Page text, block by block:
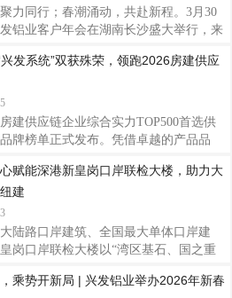
企业四十余年发展历程、技术创新、全
海内外产能布局，直观感受公司行业领
战略、债券融资安排等议题进行深入交
层逐一进行解答与回应，现场氛
力同行；春潮涌动，共赴新程。3月30
发铝业客户年会在湖南长沙盛大举行，来
荣”为主题，回望携手奋斗的征程，共话
遇，擘画全球化合作新蓝图，凝聚起行
共生共赢的发展合力。兴征程上共风
创宏图会上，兴发铝业董事总经理廖玉
征程上共风雨，发奋图强创宏图》的专
高敬意。他全面复盘2025年发展成果，
行业发展双重承压的背景下，兴发
兴发系统”双获殊荣，领跑2026房建供应
建供应链企业综合实力TOP500首选供
牌榜单正式发布。凭借卓越的产品品
“2026房建供应链企业综合实力TOP500首
商品牌·铝型材类”十强榜首，“兴发系
窗类民族品牌前三，再次彰显兴发铝业
与系统门窗领域的龙头地位与核心竞争
中国房地产业协会、易居中国房地产测
展，以企业申报数据、CRIC数据库、用
赋能深港新皇岗口岸联检大楼，助力大
建
陆路口岸建筑、全国最大单体口岸建
岗口岸联检大楼以“湾区基石、国之重
实力与全链条定制化服务，为这座国家
乘势开新局 | 兴发铝业举办2026年新春